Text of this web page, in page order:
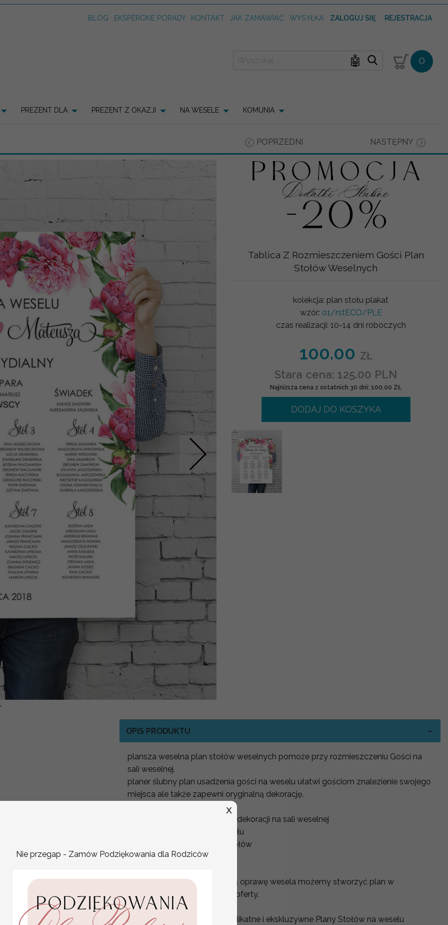
BLOG EKSPERCKIE PORADY KONTAKT JAK ZAMAWIAĆ WYSYŁKA ZALOGUJ SIĘ REJESTRACJA
🤖 0
PREZENT DLA PREZENT Z OKAZJI NA WESELE KOMUNIA
POPRZEDNI NASTĘPNY
Nastepne
Tablica Z Rozmieszczeniem Gości Plan
Stołów Weselnych
kolekcja: plan stołu plakat
wzór: 01/rstECO/PLE
czas realizacji: 10-14 dni roboczych
100.00 ZŁ
Stara cena: 125.00 PLN
Najniższa cena z ostatnich 30 dni: 100.00 ZŁ
DODAJ DO KOSZYKA
OPIS PRODUKTU
plansza weselna plan stołów weselnych pomoże przy rozmieszczeniu Gości na
sali weselnej.
planer ślubny plan usadzenia gości na weselu ułatwi gościom znalezienie swojego
miejsca ale także zapewni oryginalną dekorację.
Plan Stołów dopasowany do dekoracji na sali weselnej
Plan usadzenia gości na weselu
Nowoczesny i prosty plan stołów
Powitalna plansza weselna
Aby stworzyć niepowtarzalną oprawę wesela możemy stworzyć plan w
dowonym motywie z Naszej oferty.
Nowoczesne jak i stylowe, delikatne i ekskluzywne Plany Stołów na weselu
Nie przegap - Zamów Podziękowania dla Rodziców
X